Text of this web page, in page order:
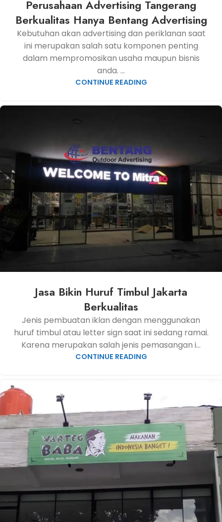
Perusahaan Advertising Tangerang
Berkualitas Hanya Bentang Advertising
Kebutuhan akan advertising dan periklanan saat
ini merupakan salah satu komponen penting
dalam mempromosikan usaha maupun bisnis
anda. ...
CONTINUE READING
Jasa Bikin Huruf Timbul Jakarta
Berkualitas
Jenis pembuatan iklan dengan menggunakan
huruf timbul atau letter sign saat ini sedang ramai.
Karena merupakan salah jenis pemasangan i...
CONTINUE READING